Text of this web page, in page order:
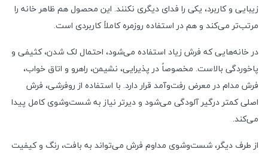
زیبایی و کاربرد، یکی را فدای دیگری نکنند. این محصول هم ظاهر خانه را
مرتب‌تر می‌کند و هم در استفاده روزمره کاملاً کاربردی است.
در خانه‌هایی که فرش زیاد استفاده می‌شود، احتمال لک شدن، کثیفی و
پاخوردگی بالاست. مخصوصاً در پذیرایی، نشیمن، راهرو و اتاق خواب،
فرش مدام در معرض رفت‌وآمد قرار دارد. با استفاده از روفرشی، فرش
اصلی کمتر درگیر آلودگی می‌شود و دیرتر نیاز به شست‌وشوی کامل پیدا
می‌کند.
از طرف دیگر، شست‌وشوی مداوم فرش می‌تواند به بافت، رنگ و کیفیت